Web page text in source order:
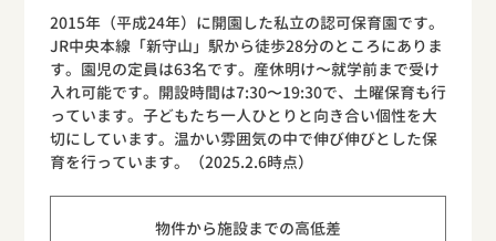
2015年（平成24年）に開園した私立の認可保育園です。
JR中央本線「新守山」駅から徒歩28分のところにありま
す。園児の定員は63名です。産休明け〜就学前まで受け
入れ可能です。開設時間は7:30〜19:30で、土曜保育も行
っています。子どもたち一人ひとりと向き合い個性を大
切にしています。温かい雰囲気の中で伸び伸びとした保
育を行っています。（2025.2.6時点）
物件から施設までの高低差